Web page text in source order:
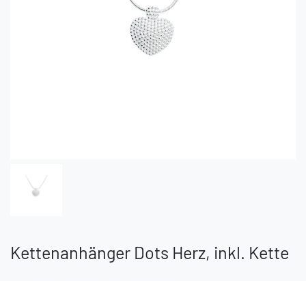
Kettenanhänger Dots Herz, inkl. Kette